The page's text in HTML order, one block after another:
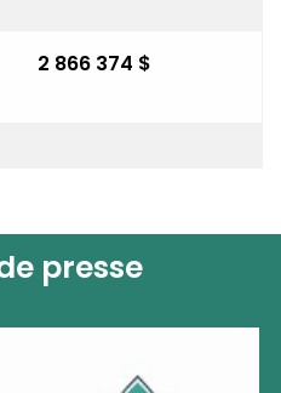
2 866 374 $
presse